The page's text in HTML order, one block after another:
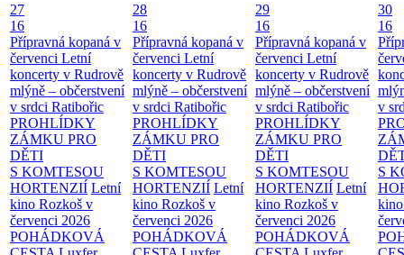
27
16
Přípravná kopaná v
červenci Letní
koncerty v Rudrově
mlýně – občerstvení
v srdci Ratibořic
PROHLÍDKY
ZÁMKU PRO
DĚTI
S KOMTESOU
HORTENZIÍ Letní
kino Rozkoš v
červenci 2026
POHÁDKOVÁ
28
16
Přípravná kopaná v
červenci Letní
koncerty v Rudrově
mlýně – občerstvení
v srdci Ratibořic
PROHLÍDKY
ZÁMKU PRO
DĚTI
S KOMTESOU
HORTENZIÍ Letní
kino Rozkoš v
červenci 2026
POHÁDKOVÁ
29
16
Přípravná kopaná v
červenci Letní
koncerty v Rudrově
mlýně – občerstvení
v srdci Ratibořic
PROHLÍDKY
ZÁMKU PRO
DĚTI
S KOMTESOU
HORTENZIÍ Letní
kino Rozkoš v
červenci 2026
POHÁDKOVÁ
30
16
v
S